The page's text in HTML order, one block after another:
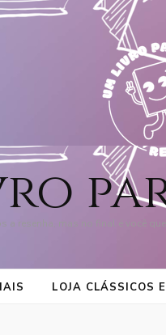
a resenha, mas no final é você
LOJA CLÁSSICOS